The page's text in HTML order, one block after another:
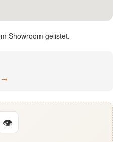
Showroom gelistet.
→
👁